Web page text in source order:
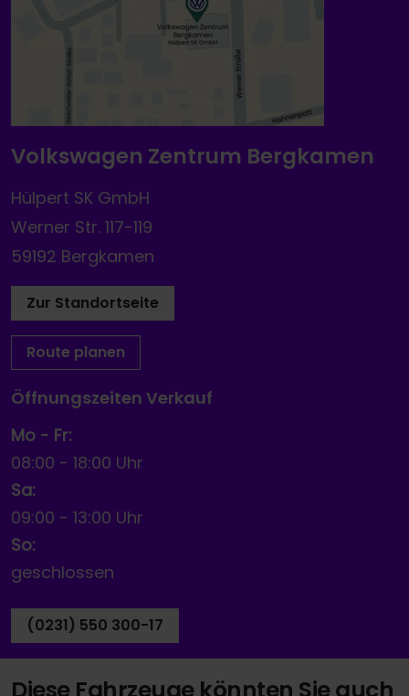
Volkswagen Zentrum Bergkamen
Hülpert SK GmbH
Werner Str. 117-119
59192 Bergkamen
Zur Standortseite
Route planen
Öffnungszeiten Verkauf
Mo - Fr:
08:00 - 18:00 Uhr
Sa:
09:00 - 13:00 Uhr
So:
geschlossen
(0231) 550 300-17